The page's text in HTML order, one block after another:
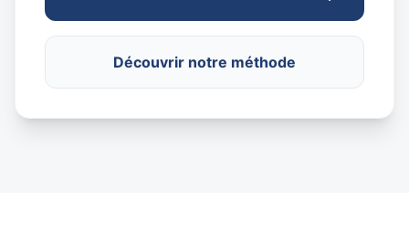
Découvrir notre méthode